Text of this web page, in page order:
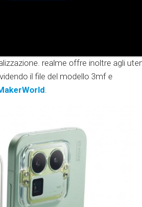
realme offre inoltre agli
il file del modello 3mf e
.